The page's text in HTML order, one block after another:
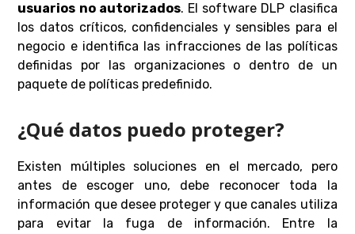
usuarios no autorizados. El software DLP clasifica
los datos críticos, confidenciales y sensibles para el
negocio e identifica las infracciones de las políticas
definidas por las organizaciones o dentro de un
paquete de políticas predefinido.
¿Qué datos puedo proteger?
Existen múltiples soluciones en el mercado, pero
antes de escoger uno, debe reconocer toda la
información que desee proteger y que canales utiliza
para evitar la fuga de información. Entre la